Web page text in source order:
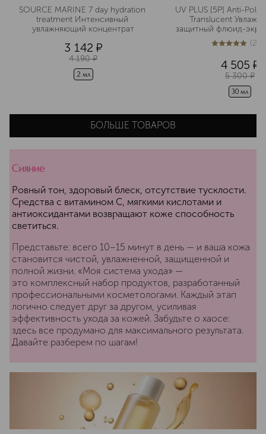
SOURCE MARINE 7 day hydration
treatment Интенсивный
увлажняющий концентрат
3 142 ¤
4 190 ¤
2 мл
UV PLUS [5P] Anti-
Translucent
защитный флюид-
5из 5286 (286
4 505 ¤
5 300 ¤
30 мл
БОЛЬШЕ ТОВАРОВ
Сияние
Ровный тон, здоровый блеск, отсутствие тусклости.
Средства с витамином С, мягкими кислотами и
антиоксидантами возвращают коже способность
светиться.
Представьте: всего 10–15 минут в день — и ваша кожа
становится чистой, увлажненной, защищенной и
полной жизни. «Моя система ухода» —
это комплексный набор продуктов, разработанный
профессиональными косметологами. Каждый этап
логично следует друг за другом, усиливая
эффективность ухода за кожей. Забудьте о хаосе:
здесь все продумано для максимального результата.
Давайте разберем по шагам!